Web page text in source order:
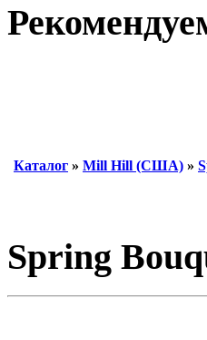
Каталог » Mill Hill (США) »
Spring